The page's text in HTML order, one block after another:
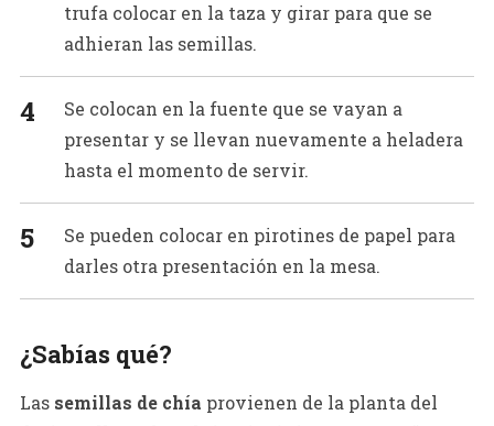
trufa colocar en la taza y girar para que se
adhieran las semillas.
Se colocan en la fuente que se vayan a
presentar y se llevan nuevamente a heladera
hasta el momento de servir.
Se pueden colocar en pirotines de papel para
darles otra presentación en la mesa.
¿Sabías qué?
Las semillas de chía provienen de la planta del